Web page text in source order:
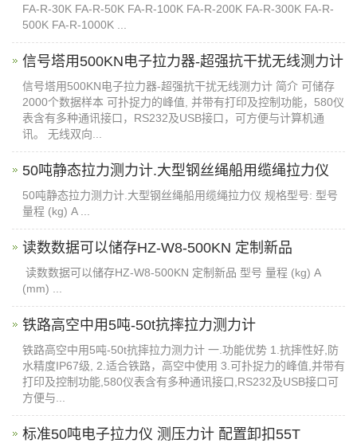
FA-R-30K FA-R-50K FA-R-100K FA-R-200K FA-R-300K FA-R-
500K FA-R-1000K ...
信号塔用500KN电子拉力器-超强​抗干扰无线测力计
信号塔用500KN电子拉力器-超强抗干扰无线测力计 简介 可储存
2000个数据样本 可扑捉力的峰值, 并带有打印及控制功能，580仪
表含有多种通讯接口，RS232及USB接口，可方便与计算机通
讯。 无线双向...
50吨静态拉力测力计.大型钢丝绳船用缆绳拉力仪
50吨静态拉力测力计.大型钢丝绳船用缆绳拉力仪 规格型号: 型号
量程 (kg) A ...
读数数据可以储存HZ-W8-500KN 定制新品
读数数据可以储存HZ-W8-500KN 定制新品 型号 量程 (kg) A
(mm) ...
铁路高空中用5吨-50t抗摔拉力测力计
铁路高空中用5吨-50t抗摔拉力测力计 一.功能优势 1.抗摔性好,防
水精度IP67级, 2.适合铁路，高空中使用 3.可扑捉力的峰值,并带有
打印及控制功能,580仪表含有多种通讯接口,RS232及USB接口可
方便与...
标准50吨电子拉力仪 测压力计 配置卸扣55T